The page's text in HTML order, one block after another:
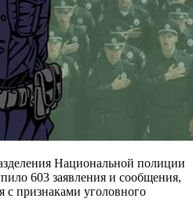
Национальной полиции
603 заявления и сообщения,
с признаками уголовного